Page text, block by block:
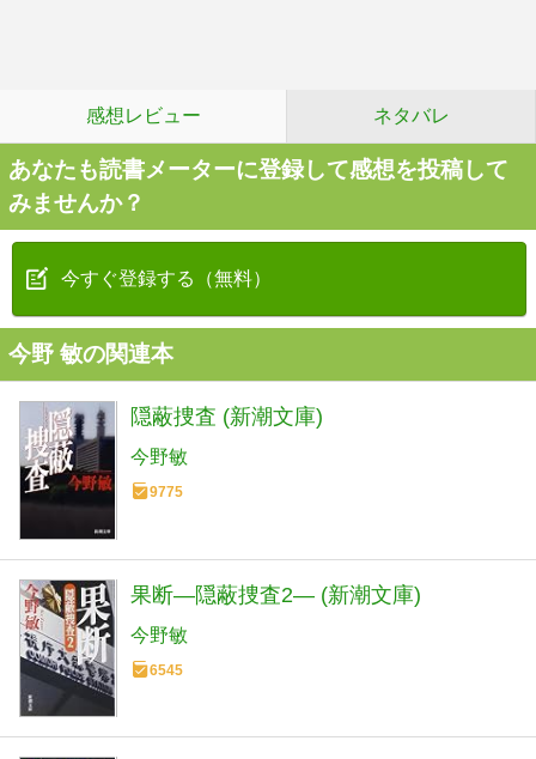
感想レビュー ネタバレ
あなたも読書メーターに登録して感想を投稿して
みませんか？
今すぐ登録する（無料）
今野 敏の関連本
隠蔽捜査 (新潮文庫)
今野敏
9775
果断―隠蔽捜査2― (新潮文庫)
今野敏
6545